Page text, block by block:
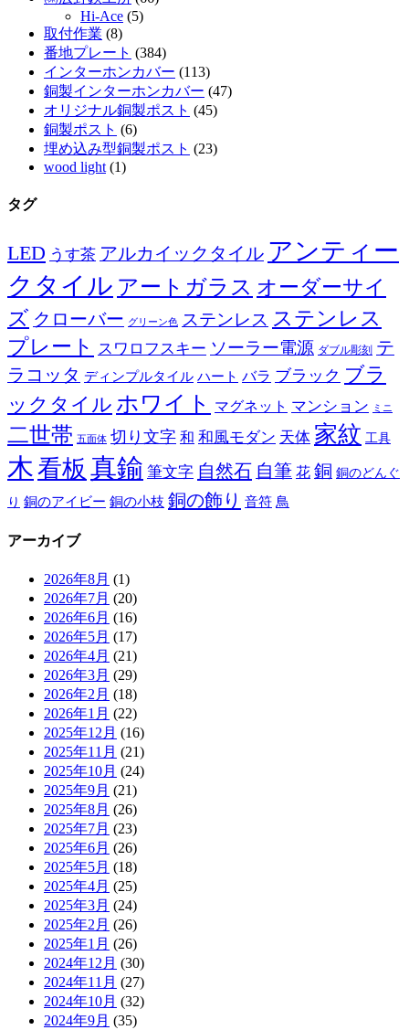
Hi-Ace (5)
取付作業 (8)
番地プレート (384)
インターホンカバー (113)
銅製インターホンカバー (47)
オリジナル銅製ポスト (45)
銅製ポスト (6)
埋め込み型銅製ポスト (23)
wood light (1)
タグ
LED うす茶 アルカイックタイル アンティー
クタイル アートガラス オーダーサイ
ズ クローバー グリーン色 ステンレス ステンレス
プレート スワロフスキー ソーラー電源 ダブル彫刻 テ
ラコッタ ディンプルタイル ハート バラ ブラック ブラ
ックタイル ホワイト マグネット マンション ミニ
二世帯 五面体 切り文字 和 和風モダン 天体 家紋 工具
木看板 真鍮 筆文字 自然石 自筆 花 銅 銅のどんぐ
り 銅のアイビー 銅の小枝 銅の飾り 音符 鳥
アーカイブ
2026年8月 (1)
2026年7月 (20)
2026年6月 (16)
2026年5月 (17)
2026年4月 (21)
2026年3月 (29)
2026年2月 (18)
2026年1月 (22)
2025年12月 (16)
2025年11月 (21)
2025年10月 (24)
2025年9月 (21)
2025年8月 (26)
2025年7月 (23)
2025年6月 (26)
2025年5月 (18)
2025年4月 (25)
2025年3月 (24)
2025年2月 (26)
2025年1月 (26)
2024年12月 (30)
2024年11月 (27)
2024年10月 (32)
2024年9月 (35)